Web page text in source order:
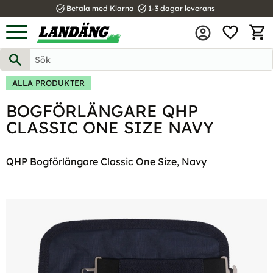
Meny
task_alt Betala med Klarna task_alt 1-3 dagar leverans
ALLA PRODUKTER
BOGFÖRLÄNGARE QHP
CLASSIC ONE SIZE NAVY
QHP Bogförlängare Classic One Size, Navy